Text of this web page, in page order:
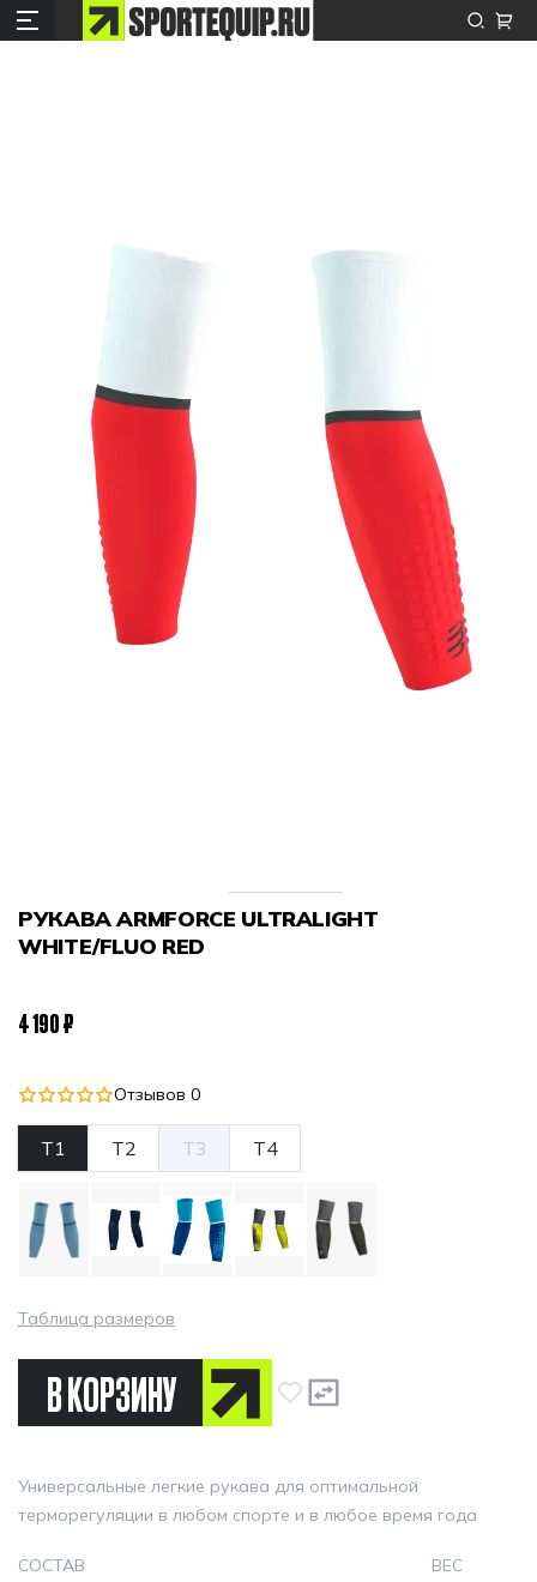
Отзывов 0
РУКАВА ARMFORCE ULTRALIGHT
WHITE/FLUO RED
4 190 ₽
Таблица размеров
В КОРЗИНУ
T1 T2 T3 T4
Универсальные легкие рукава для оптимальной
терморегуляции в любом спорте и в любое время года
СОСТАВ ВЕС